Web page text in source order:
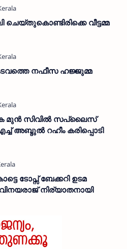
ചെയ്തുകൊണ്ടിരിക്കെ വീട്ടമ്മ
നഫീസ ഹജ്ജുമ്മ
മുൻ സിവില്‍ സപ്ലൈസ്
അബ്ദുൽ റഹീം കരിപ്പൊടി
ടോപ്സ് ബേക്കറി ഉടമ
നിര്യാതനായി